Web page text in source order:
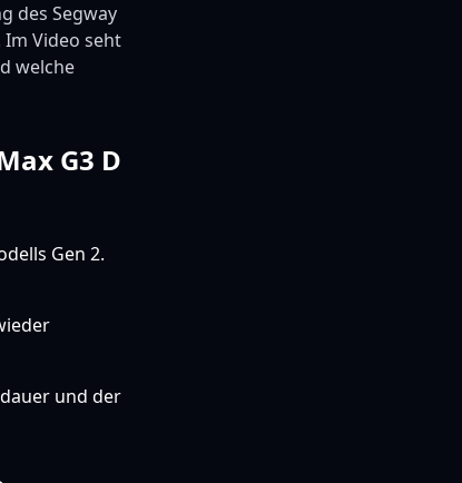
des Segway
Video seht
welche
G3 D
Gen 2.
und der